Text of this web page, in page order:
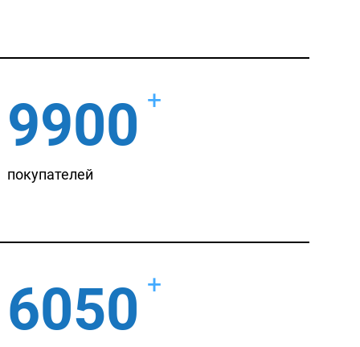
9900 +
покупателей
6050 +